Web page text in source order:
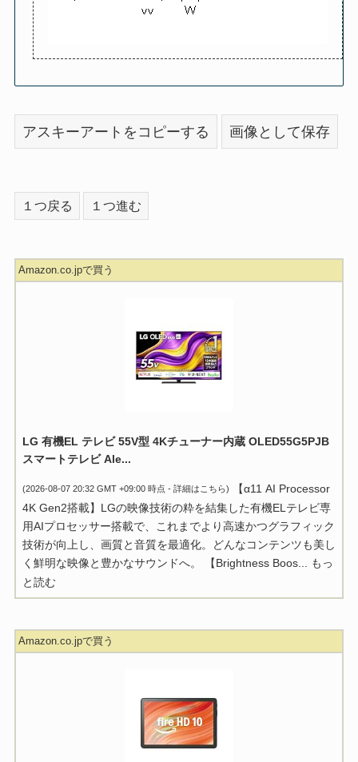
アスキーアートをコピーする 画像として保存
１つ戻る １つ進む
Amazon.co.jpで買う
LG 有機EL テレビ 55V型 4Kチューナー内蔵 OLED55G5PJB
スマートテレビ Ale...
(2026-08-07 20:32 GMT +09:00 時点 - 詳細はこちら)
【α11 AI Processor
4K Gen2搭載】LGの映像技術の粋を結集した有機ELテレビ専
用AIプロセッサー搭載で、これまでより高速かつグラフィック
技術が向上し、画質と音質を最適化。どんなコンテンツも美し
く鮮明な映像と豊かなサウンドへ。 【Brightness Boos... もっ
と読む
Amazon.co.jpで買う